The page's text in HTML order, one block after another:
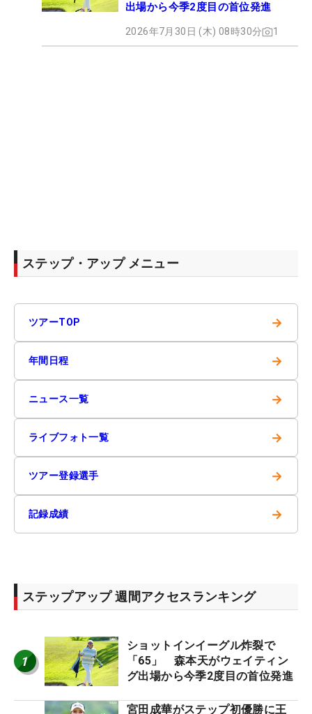
出場から今季2度目の首位発進
2026年7月30日 (木) 08時30分 1
ステップ・アップ メニュー
ツアーTOP →
年間日程 →
ニュース一覧 →
ライブフォト一覧 →
ツアー登録選手 →
記録成績 →
ステップアップ 週間アクセスランキング
1
ショットインイーグル炸裂で
「65」 森本天がウェイティン
グ出場から今季2度目の首位発進
宮田成華がステップ初優勝に王